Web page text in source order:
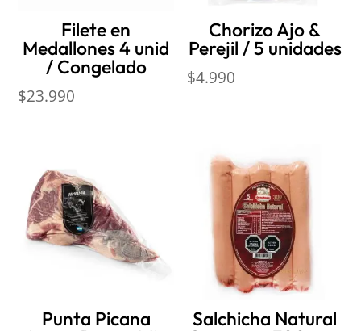
Filete en
Medallones 4 unid
/ Congelado
$23.990
Chorizo Ajo &
Perejil / 5 unidades
$4.990
Punta Picana Salchicha Natural